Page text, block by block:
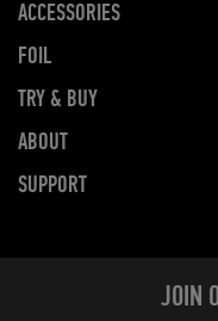
ACCESSORIES
FOIL
TRY & BUY
ABOUT
SUPPORT
JOIN